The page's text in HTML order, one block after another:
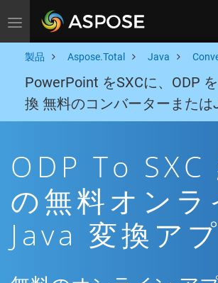
Toggle navigation
製品 Aspose.Total Java
PowerPoint をSXCに、ODP
換 無料のコンバーターまたは
ODP To SXC
の無料オンラ
Java 変換ア